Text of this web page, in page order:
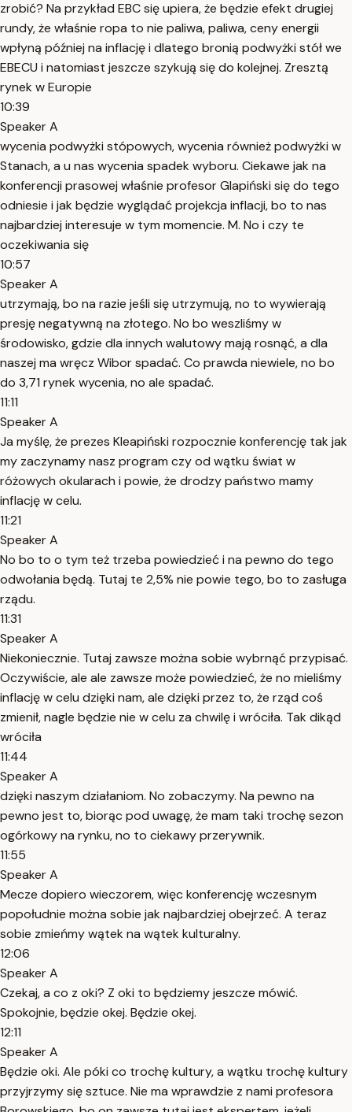
zrobić? Na przykład EBC się upiera, że będzie efekt drugiej
rundy, że właśnie ropa to nie paliwa, paliwa, ceny energii
wpłyną później na inflację i dlatego bronią podwyżki stół we
EBECU i natomiast jeszcze szykują się do kolejnej. Zresztą
rynek w Europie
10:39
Speaker A
wycenia podwyżki stópowych, wycenia również podwyżki w
Stanach, a u nas wycenia spadek wyboru. Ciekawe jak na
konferencji prasowej właśnie profesor Glapiński się do tego
odniesie i jak będzie wyglądać projekcja inflacji, bo to nas
najbardziej interesuje w tym momencie. M. No i czy te
oczekiwania się
10:57
Speaker A
utrzymają, bo na razie jeśli się utrzymują, no to wywierają
presję negatywną na złotego. No bo weszliśmy w
środowisko, gdzie dla innych walutowy mają rosnąć, a dla
naszej ma wręcz Wibor spadać. Co prawda niewiele, no bo
do 3,71 rynek wycenia, no ale spadać.
11:11
Speaker A
Ja myślę, że prezes Kleapiński rozpocznie konferencję tak jak
my zaczynamy nasz program czy od wątku świat w
różowych okularach i powie, że drodzy państwo mamy
inflację w celu.
11:21
Speaker A
No bo to o tym też trzeba powiedzieć i na pewno do tego
odwołania będą. Tutaj te 2,5% nie powie tego, bo to zasługa
rządu.
11:31
Speaker A
Niekoniecznie. Tutaj zawsze można sobie wybrnąć przypisać.
Oczywiście, ale ale zawsze może powiedzieć, że no mieliśmy
inflację w celu dzięki nam, ale dzięki przez to, że rząd coś
zmienił, nagle będzie nie w celu za chwilę i wróciła. Tak dikąd
wróciła
11:44
Speaker A
dzięki naszym działaniom. No zobaczymy. Na pewno na
pewno jest to, biorąc pod uwagę, że mam taki trochę sezon
ogórkowy na rynku, no to ciekawy przerywnik.
11:55
Speaker A
Mecze dopiero wieczorem, więc konferencję wczesnym
popołudnie można sobie jak najbardziej obejrzeć. A teraz
sobie zmieńmy wątek na wątek kulturalny.
12:06
Speaker A
Czekaj, a co z oki? Z oki to będziemy jeszcze mówić.
Spokojnie, będzie okej. Będzie okej.
12:11
Speaker A
Będzie oki. Ale póki co trochę kultury, a wątku trochę kultury
przyjrzymy się sztuce. Nie ma wprawdzie z nami profesora